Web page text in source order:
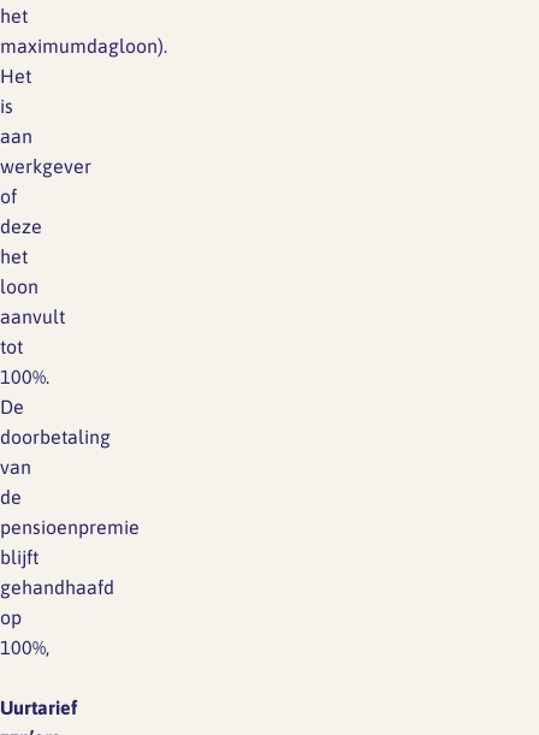
het
maximumdagloon).
Het
is
aan
werkgever
of
deze
het
loon
aanvult
tot
100%.
De
doorbetaling
van
de
pensioenpremie
blijft
gehandhaafd
op
100%,
Uurtarief